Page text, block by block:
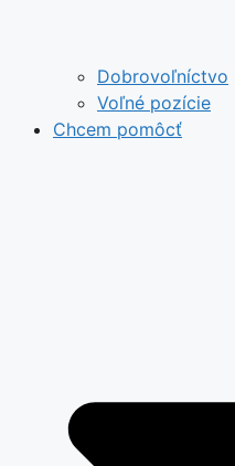
Dobrovoľníctvo
Voľné pozície
Chcem pomôcť